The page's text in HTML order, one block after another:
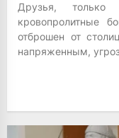
Друзья, только
кровопролитные
отброшен от
напряженным,